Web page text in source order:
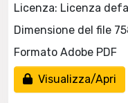
Licenza: Licenza
Dimensione del file
Formato Adobe PDF
Visualizza/Apri